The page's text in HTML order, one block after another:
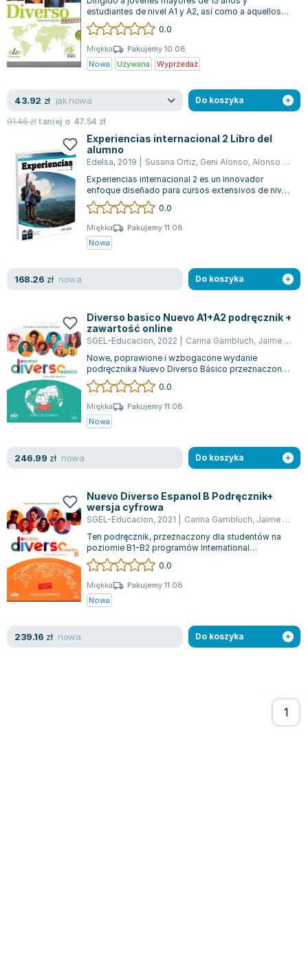
estudiantes de nivel A1 y A2, así como a aquellos
que cursan Bachillerato, este proyecto o...
0.0
Miękka
Pakujemy 10.08
Nowa
Używana Wyprzedaż
43.92 zł jak nowa
91.46złtaniej o 47.54 zł
Do koszyka
Experiencias internacional 2 Libro del
alumno
Edelsa, 2019 Susana Ortiz, Geni Alonso, Alonso Arija Encina
Experiencias internacional 2 es un innovador
enfoque diseñado para cursos extensivos de nivel
A2, donde cada estudiante toma un pa...
0.0
Miękka
Pakujemy 11.08
Nowa
168.26 zł nowa Do koszyka
Diverso basico Nuevo A1+A2 podręcznik +
zawartość online
SGEL-Educacion, 2022 Carina Gambluch, Jaime Corpas
Nowe, poprawione i wzbogacone wydanie
podręcznika Nuevo Diverso Básico przeznaczone
jest dla uczniów szkół średnich oraz osób przy...
0.0
Miękka
Pakujemy 11.08
Nowa
246.99 zł nowa Do koszyka
Nuevo Diverso Espanol B Podręcznik+
wersja cyfrowa
SGEL-Educacion, 2021 Carina Gambluch, Jaime Corpas
Ten podręcznik, przeznaczony dla studentów na
poziomie B1-B2 programów International
Baccalaureate (hiszpański B) oraz Baccalaurea...
0.0
Miękka
Pakujemy 11.08
Nowa
239.16 zł nowa Do koszyka